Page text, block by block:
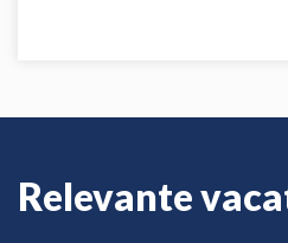
Relevante